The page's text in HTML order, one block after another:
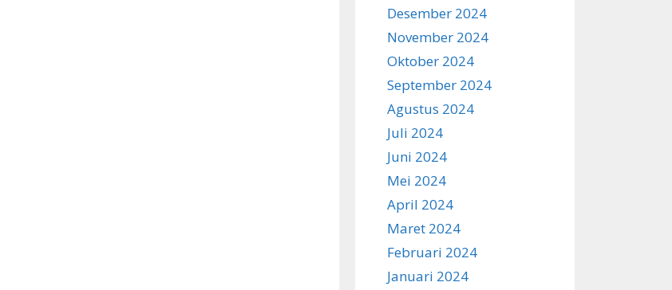
Desember 2024
November 2024
Oktober 2024
September 2024
Agustus 2024
Juli 2024
Juni 2024
Mei 2024
April 2024
Maret 2024
Februari 2024
Januari 2024